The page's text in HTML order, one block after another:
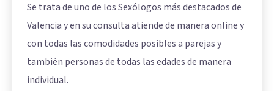
Se trata de uno de los Sexólogos más destacados de
Valencia y en su consulta atiende de manera online y
con todas las comodidades posibles a parejas y
también personas de todas las edades de manera
individual.